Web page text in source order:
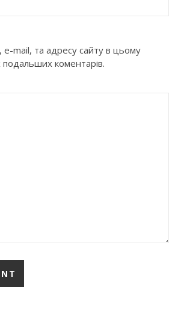
e-mail, та адресу сайту в цьому
подальших коментарів.